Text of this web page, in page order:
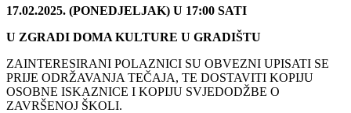
17.02.2025. (PONEDJELJAK) U 17:00 SATI
U ZGRADI DOMA KULTURE U GRADIŠTU
ZAINTERESIRANI POLAZNICI SU OBVEZNI UPISATI SE
PRIJE ODRŽAVANJA TEČAJA, TE DOSTAVITI KOPIJU
OSOBNE ISKAZNICE I KOPIJU SVJEDODŽBE O
ZAVRŠENOJ ŠKOLI.